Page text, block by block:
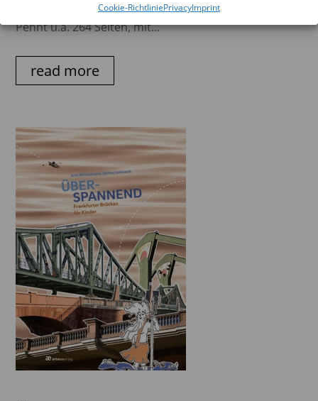
Cookie-RichtliniePrivacyImprint
Adam, Wolfgang Bachmann, Ira Mazoni, Wolfgang
Pehnt u.a. 264 Seiten, mit...
read more